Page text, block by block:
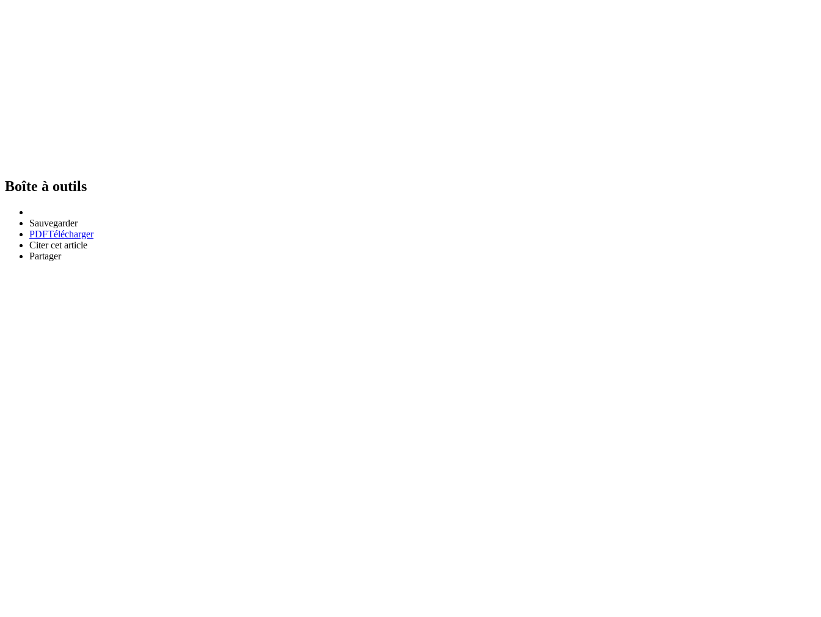
Boîte à outils
Sauvegarder
PDFTélécharger
Citer cet article
Partager